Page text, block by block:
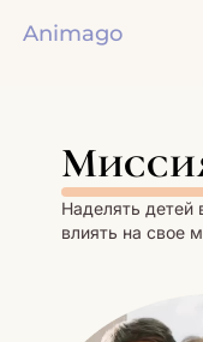
Animago
Наделять
влиять на свое